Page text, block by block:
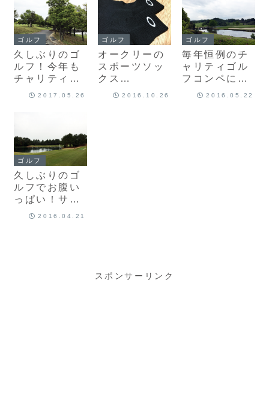
Power」購入
♪
ました♪
ゴルフ
久しぶりのゴ
ルフ！今年も
チャリティゴ
ルフコンペに
2017.05.26
ゴルフ
オークリーの
スポーツソッ
クス
「OAKLEY
2016.10.26
ゴルフ
毎年恒例のチ
ャリティゴル
フコンペに参
加♪（東条ゴル
2016.05.22
ゴルフ
久しぶりのゴ
ルフでお腹い
っぱい！サー
ビス満点の
2016.04.21
スポンサーリンク